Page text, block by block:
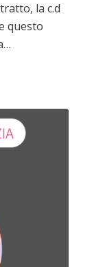
la c.d
questo